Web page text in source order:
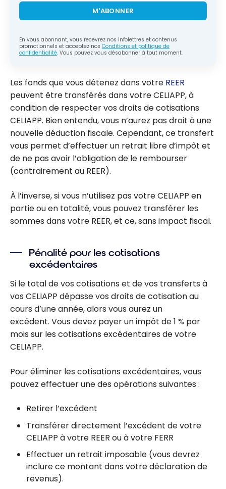
M'ABONNER
En vous abonnant, vous recevrez nos infolettres et contenus
promotionnels et acceptez nos Conditions et politique de
confidentialité. Vous pouvez vous désabonner à tout moment.
Les fonds que vous détenez dans votre REER
peuvent être transférés dans votre CELIAPP, à
condition de respecter vos droits de cotisations
CELIAPP. Bien entendu, vous n’aurez pas droit à une
nouvelle déduction fiscale. Cependant, ce transfert
vous permet d’effectuer un retrait libre d’impôt et
de ne pas avoir l’obligation de le rembourser
(contrairement au REER).
À l’inverse, si vous n’utilisez pas votre CELIAPP en
partie ou en totalité, vous pouvez transférer les
sommes dans votre REER, et ce, sans impact fiscal.
Pénalité pour les cotisations
excédentaires
Si le total de vos cotisations et de vos transferts à
vos CELIAPP dépasse vos droits de cotisation au
cours d’une année, alors vous aurez un
excédent. Vous devez payer un impôt de 1 % par
mois sur les cotisations excédentaires de votre
CELIAPP.
Pour éliminer les cotisations excédentaires, vous
pouvez effectuer une des opérations suivantes :
Retirer l’excédent
Transférer directement l’excédent de votre
CELIAPP à votre REER ou à votre FERR
Effectuer un retrait imposable (vous devrez
inclure ce montant dans votre déclaration de
revenus).